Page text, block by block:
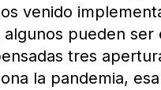
venido
pueden
tres
la pandemia,